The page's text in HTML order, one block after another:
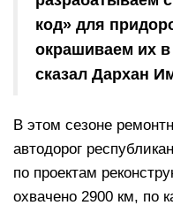
код» для
окрашиваем их
сказал Дархан
В этом сезоне
автодорог
по проектам
охвачено 2900 км, по